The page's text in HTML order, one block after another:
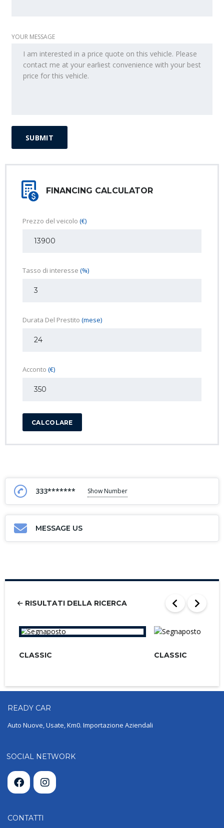
YOUR MESSAGE
FINANCING CALCULATOR
Prezzo del veicolo (€)
Tasso di interesse (%)
Durata Del Prestito (mese)
Acconto (€)
CALCOLARE
333******* Show Number
MESSAGE US
RISULTATI DELLA RICERCA
CLASSIC CLASSIC
READY CAR
Auto Nuove, Usate, Km0. Importazione Aziendali
SOCIAL NETWORK
CONTATTI